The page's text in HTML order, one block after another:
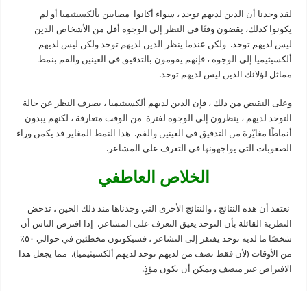
لقد وجدنا أن الذين لديهم توحد ، سواء أكانوا مصابين بألكسيثيميا أو لم
يكونوا كذلك، يقضون وقتًا في النظر إلى الوجوه أقل من الأشخاص الذين
ليس لديهم توحد. ولكن عندما ينظر الذين لديهم توحد ولكن ليس لديهم
ألكسيثيميا إلى الوجوه ، فإنهم يقومون بالتدقيق في العينين والفم بنمط
مماثل لؤلائك الذين ليس لديهم توحد.
وعلى النقيض من ذلك ، فإن الذين لديهم ألكسيثيميا ، بصرف النظر عن حالة
التوحد لديهم ، ينظرون إلى الوجوه لفترة من الوقت متعارفة ، لكنهم يبدون
أنماطًا مغايّرة من التدقيق في العينين والفم. هذا النمط المغاير قد يكمن وراء
الصعوبات التي يواجهونها في التعرف على المشاعر.
الخلاص العاطفي
نعتقد أن هذه النتائج ، والنتائج الأخرى التي وجدناها منذ ذلك الحين ، تدحض
النظرية القائلة بأن التوحد يعيق التعرف على المشاعر. إذا افترض الناس أن
شخصًا ما لديه توحد يفتقر إلى التشاعر ، فسيكونون مخطئين في حوالي ٥٠٪؜
من الأوقات (لأن فقط نصف من لديهم توحد لديهم ألكسيثيميا). مما يجعل هذا
الافتراض غير منصف ويمكن أن يكون مؤذٍ.